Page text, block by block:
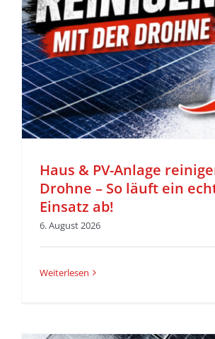
Haus & PV-Anlage
Drohne – So läuft ein
Einsatz ab!
6. August 2026
Weiterlesen